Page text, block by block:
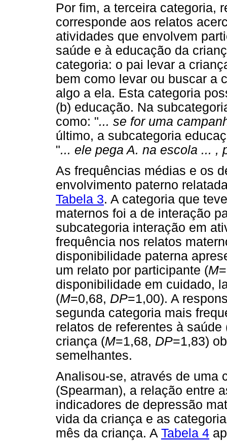
Por fim, a terceira categoria,
corresponde aos relatos
atividades que envolvem
saúde e à educação da
categoria: o pai levar a
bem como levar ou buscar a
algo a ela. Esta categoria
(b) educação. Na
como: "... se for uma
último, a subcategoria
"... ele pega A. na escola ... ,
As frequências médias e os
envolvimento paterno
Tabela 3. A categoria que
maternos foi a de interação
subcategoria interação em
frequência nos relatos
disponibilidade paterna
um relato por participante (M
disponibilidade em cuidado,
(M=0,68, DP=1,00). A
segunda categoria mais
relatos de referentes à saúde
criança (M=1,68, DP=1,83)
semelhantes.
Analisou-se, através de uma
(Spearman), a relação entre
indicadores de depressão
vida da criança e as
mês da criança. A Tabela 4